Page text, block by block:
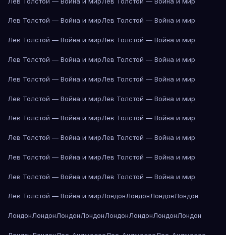
Лев Толстой — Война и мирЛев Толстой — Война и мир
Лев Толстой — Война и мирЛев Толстой — Война и мир
Лев Толстой — Война и мирЛев Толстой — Война и мир
Лев Толстой — Война и мирЛев Толстой — Война и мир
Лев Толстой — Война и мирЛев Толстой — Война и мир
Лев Толстой — Война и мирЛев Толстой — Война и мир
Лев Толстой — Война и мирЛев Толстой — Война и мир
Лев Толстой — Война и мирЛев Толстой — Война и мир
Лев Толстой — Война и мирЛев Толстой — Война и мир
Лев Толстой — Война и мирЛондонЛондонЛондонЛондон
ЛондонЛондонЛондонЛондонЛондонЛондонЛондонЛондон